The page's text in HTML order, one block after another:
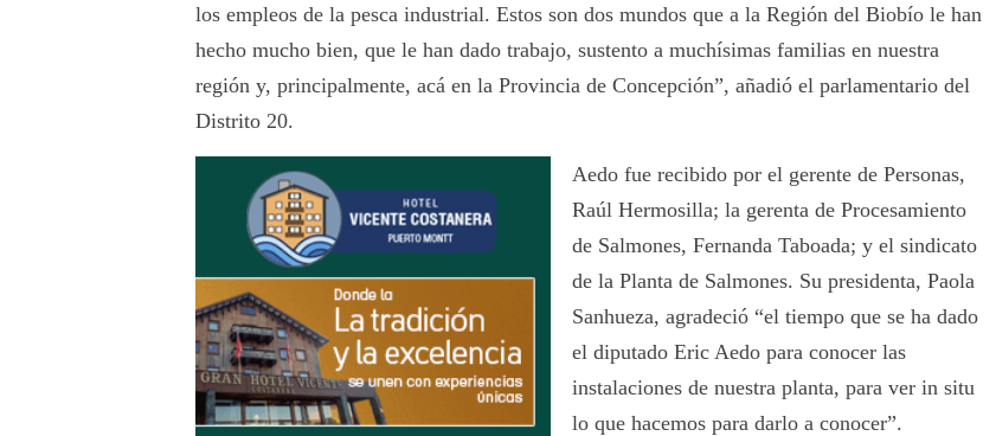
los empleos de la pesca industrial. Estos son dos mundos que a la Región del Biobío le han
hecho mucho bien, que le han dado trabajo, sustento a muchísimas familias en nuestra
región y, principalmente, acá en la Provincia de Concepción”, añadió el parlamentario del
Distrito 20.
Aedo fue recibido por el gerente de Personas,
Raúl Hermosilla; la gerenta de Procesamiento
de Salmones, Fernanda Taboada; y el sindicato
de la Planta de Salmones. Su presidenta, Paola
Sanhueza, agradeció “el tiempo que se ha dado
el diputado Eric Aedo para conocer las
instalaciones de nuestra planta, para ver in situ
lo que hacemos para darlo a conocer”.